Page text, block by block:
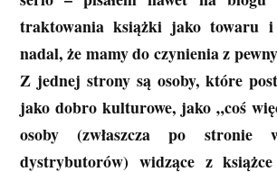
traktowania książki jako towaru
nadal, że mamy do czynienia z
Z jednej strony są osoby, które
jako dobro kulturowe, jako „coś
osoby (zwłaszcza po stronie
dystrybutorów) widzące z